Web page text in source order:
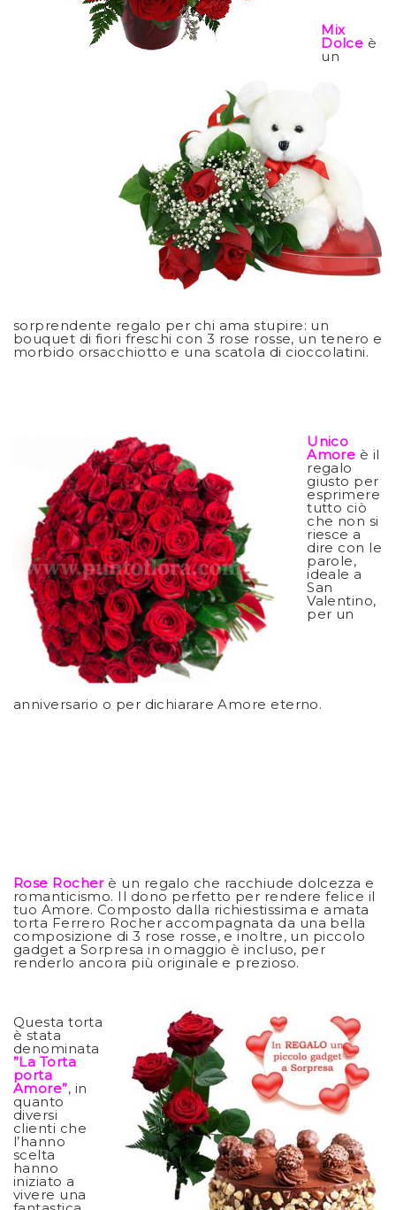
Mix
Dolce è
un
sorprendente regalo per chi ama stupire: un
bouquet di fiori freschi con 3 rose rosse, un tenero e
morbido orsacchiotto e una scatola di cioccolatini.
Unico
Amore è il
regalo
giusto per
esprimere
tutto ciò
che non si
riesce a
dire con le
parole,
ideale a
San
Valentino,
per un
anniversario o per dichiarare Amore eterno.
Rose Rocher è un regalo che racchiude dolcezza e
romanticismo. Il dono perfetto per rendere felice il
tuo Amore. Composto dalla richiestissima e amata
torta Ferrero Rocher accompagnata da una bella
composizione di 3 rose rosse, e inoltre, un piccolo
gadget a Sorpresa in omaggio è incluso, per
renderlo ancora più originale e prezioso.
Questa torta
è stata
denominata
”La Torta
porta
Amore”, in
quanto
diversi
clienti che
l’hanno
scelta
hanno
iniziato a
vivere una